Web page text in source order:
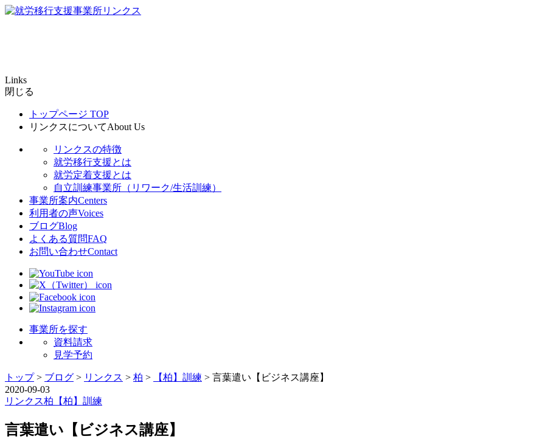
Links
閉じる
トップページ TOP
リンクスについてAbout Us
リンクスの特徴
就労移行支援とは
就労定着支援とは
自立訓練事業所（リワーク/生活訓練）
事業所案内Centers
利用者の声Voices
ブログBlog
よくある質問FAQ
お問い合わせContact
事業所を探す
資料請求
見学予約
トップ> ブログ > リンクス > 柏 > 【柏】訓練 > 言葉遣い【ビジネス講座】
2020-09-03
リンクス柏 【柏】訓練
言葉遣い【ビジネス講座】